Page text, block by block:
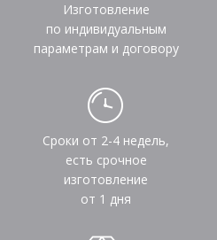
Изготовление
по индивидуальным
параметрам и договору
Сроки от 2-4 недель,
есть срочное
изготовление
от 1 дня